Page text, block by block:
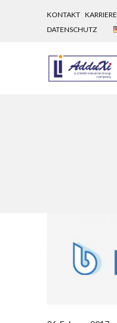
KONTAKT KARRIERE
DATENSCHUTZ